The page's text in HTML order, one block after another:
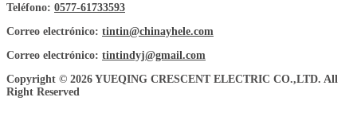
Teléfono: 0577-61733593
Correo electrónico: tintin@chinayhele.com
Correo electrónico: tintindyj@gmail.com
Copyright © 2026 YUEQING CRESCENT ELECTRIC CO.,LTD. All
Right Reserved